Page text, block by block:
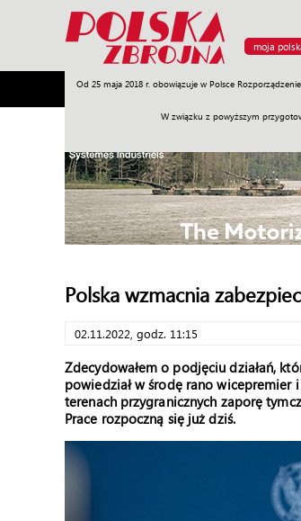
moja
Od 25 maja 2018 r. obowiązuje w Polsce
W związku z powyższym
Armia Poligon Sprzęt Misje
Polska wzmacnia
02.11.2022, godz. 11:15
Zdecydowałem o podjęciu działań,
powiedział w środę rano wicepremier
terenach przygranicznych zaporę
Prace rozpoczną się już dziś.